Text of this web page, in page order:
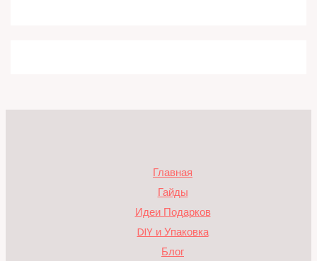
Главная
Гайды
Идеи Подарков
DIY и Упаковка
Блог